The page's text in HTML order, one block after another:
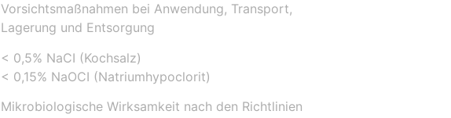
Vorsichtsmaßnahmen bei Anwendung, Transport,
Lagerung und Entsorgung
< 0,5% NaCI (Kochsalz)
< 0,15% NaOCI (Natriumhypoclorit)
Mikrobiologische Wirksamkeit nach den Richtlinien